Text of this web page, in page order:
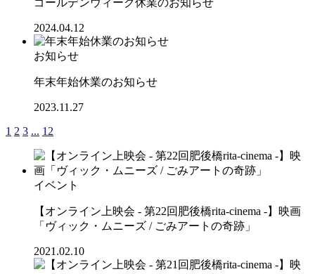
2024.04.12
お知らせ
年末年始休業のお知らせ
2023.11.27
1 2 3 ... 12
イベント
【オンライン上映会 - 第22回肥後橋rita-cinema -】映画
「ヴィック・ムニーズ / ごみアートの奇跡」
2021.02.10